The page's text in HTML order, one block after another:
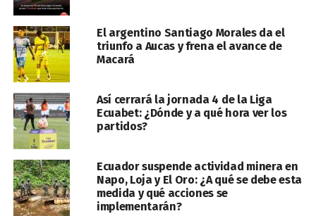
El argentino Santiago Morales da el
triunfo a Aucas y frena el avance de
Macará
Así cerrará la jornada 4 de la Liga
Ecuabet: ¿Dónde y a qué hora ver los
partidos?
Ecuador suspende actividad minera en
Napo, Loja y El Oro: ¿A qué se debe esta
medida y qué acciones se
implementarán?